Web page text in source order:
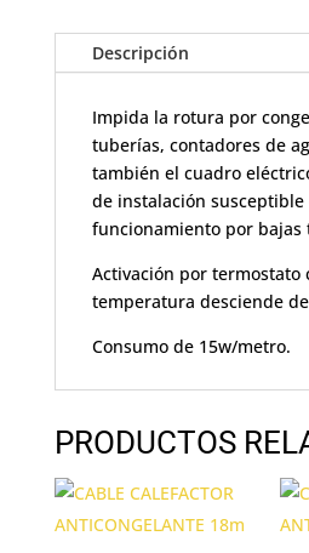
Descripción
Impida la rotura por
tuberías, contadores de
también el cuadro
de instalación
funcionamiento por bajas
Activación por termostato
temperatura desciende de
Consumo de 15w/metro.
PRODUCTOS